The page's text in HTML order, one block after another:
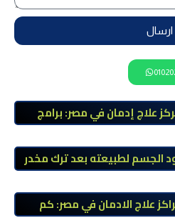
ارسال
علاج إدمان في مصر: برامج
الجسم لطبيعته بعد ترك مخدر
علاج الادمان في مصر: كم